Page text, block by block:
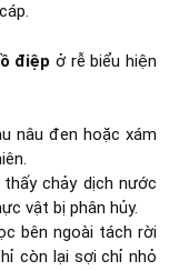
điệp ở rễ biểu hiện
nâu đen hoặc xám
chảy dịch nước
vật bị phân hủy.
bên ngoài tách rời
còn lại sợi chỉ nhỏ